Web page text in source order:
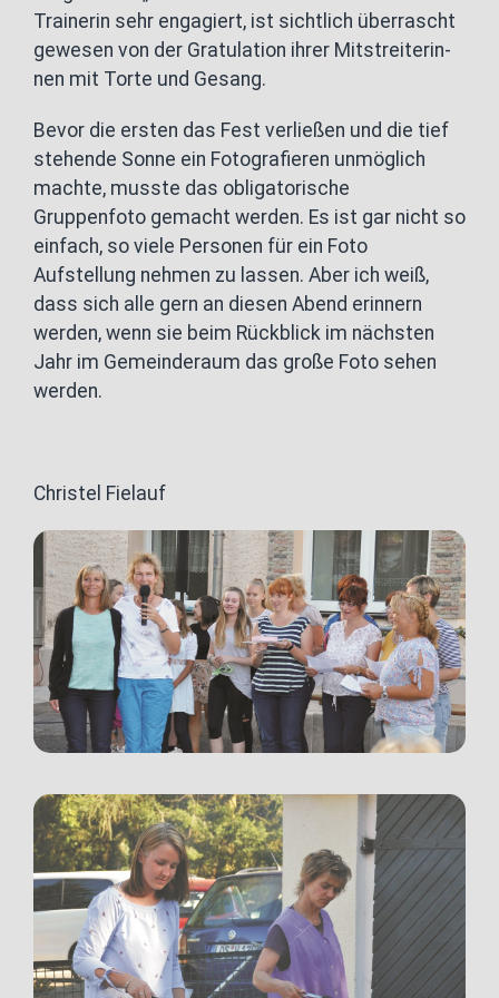
Trainerin sehr engagiert, ist sichtlich überrascht
gewesen von der Gratulation ihrer Mitstreiterin-
nen mit Torte und Gesang.
Bevor die ersten das Fest verließen und die tief
stehende Sonne ein Fotografieren unmöglich
machte, musste das obligatorische
Gruppenfoto gemacht werden. Es ist gar nicht so
einfach, so viele Personen für ein Foto
Aufstellung nehmen zu lassen. Aber ich weiß,
dass sich alle gern an diesen Abend erinnern
werden, wenn sie beim Rückblick im nächsten
Jahr im Gemeinderaum das große Foto sehen
werden.
Christel Fielauf